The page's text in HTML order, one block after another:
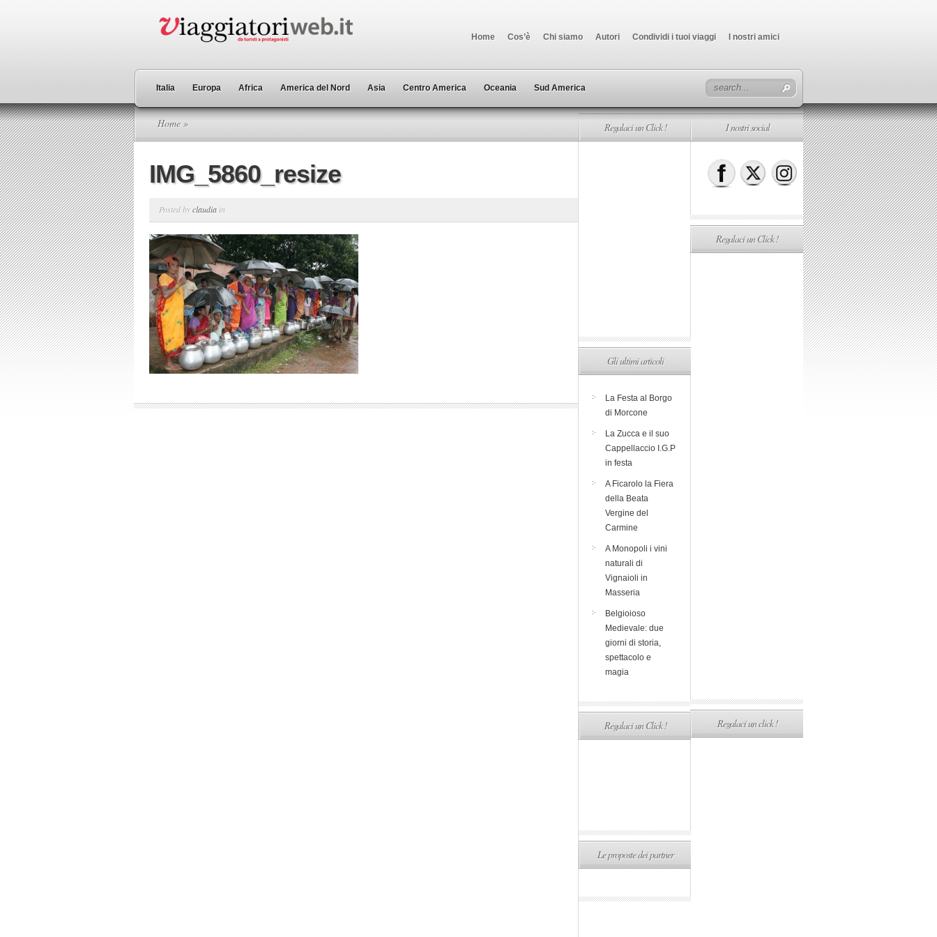
Home Cos’è Chi siamo Autori Condividi i tuoi viaggi I nostri amici
Italia Europa Africa America del Nord Asia Centro America Oceania Sud America
Home »
IMG_5860_resize
Posted byclaudia in
Regalaci un Click !
Gli ultimi articoli
La Festa al Borgo
di Morcone
La Zucca e il suo
Cappellaccio I.G.P
in festa
A Ficarolo la Fiera
della Beata
Vergine del
Carmine
A Monopoli i vini
naturali di
Vignaioli in
Masseria
Belgioioso
Medievale: due
giorni di storia,
spettacolo e
magia
Regalaci un Click !
Le proposte dei partner
I nostri social
Regalaci un Click !
Regalaci un click !